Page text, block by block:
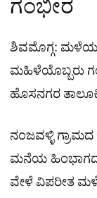
ಗಂಭೀರ
ಶಿವಮೊಗ್ಗ: ಮಳೆಯ
ಮಹಿಳೆಯೊಬ್ಬರು
ಹೊಸನಗರ
ನಂಜವಳ್ಳಿ
ಮನೆಯ
ವೇಳೆ ವಿಪರೀತ